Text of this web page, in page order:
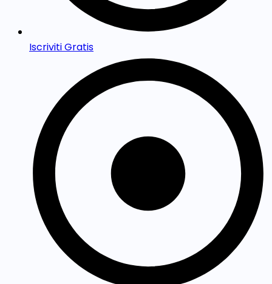
Iscriviti Gratis